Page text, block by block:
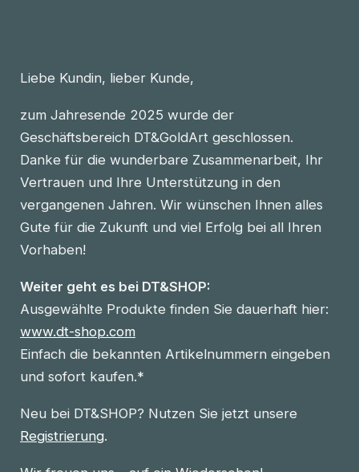
Liebe Kundin, lieber Kunde,
zum Jahresende 2025 wurde der
Geschäftsbereich DT&GoldArt geschlossen.
Danke für die wunderbare Zusammenarbeit, Ihr
Vertrauen und Ihre Unterstützung in den
vergangenen Jahren. Wir wünschen Ihnen alles
Gute für die Zukunft und viel Erfolg bei all Ihren
Vorhaben!
Weiter geht es bei DT&SHOP:
Ausgewählte Produkte finden Sie dauerhaft hier:
www.dt-shop.com
Einfach die bekannten Artikelnummern eingeben
und sofort kaufen.*
Neu bei DT&SHOP? Nutzen Sie jetzt unsere
Registrierung.